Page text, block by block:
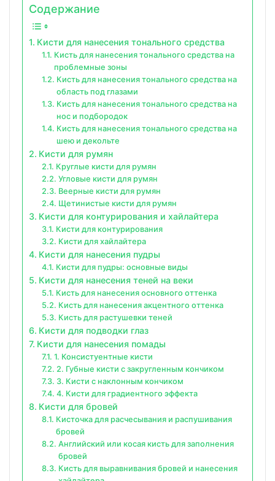
Содержание
Кисти для нанесения тонального средства
Кисть для нанесения тонального средства на
проблемные зоны
Кисть для нанесения тонального средства на
область под глазами
Кисть для нанесения тонального средства на
нос и подбородок
Кисть для нанесения тонального средства на
шею и декольте
Кисти для румян
Круглые кисти для румян
Угловые кисти для румян
Веерные кисти для румян
Щетинистые кисти для румян
Кисти для контурирования и хайлайтера
Кисти для контурирования
Кисти для хайлайтера
Кисти для нанесения пудры
Кисти для пудры: основные виды
Кисти для нанесения теней на веки
Кисть для нанесения основного оттенка
Кисть для нанесения акцентного оттенка
Кисть для растушевки теней
Кисти для подводки глаз
Кисти для нанесения помады
1. Консистуентные кисти
2. Губные кисти с закругленным кончиком
3. Кисти с наклонным кончиком
4. Кисти для градиентного эффекта
Кисти для бровей
Кисточка для расчесывания и распушивания
бровей
Английский или косая кисть для заполнения
бровей
Кисть для выравнивания бровей и нанесения